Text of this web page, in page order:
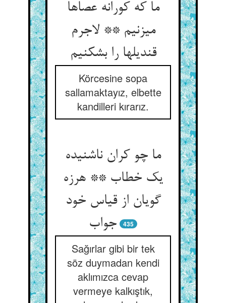
ما که کورانه عصاها
می‏زنیم ** لاجرم
قندیلها را بشکنیم‏
Körcesine sopa
sallamaktayız, elbette
kandilleri kırarız.
ما چو کران ناشنیده
یک خطاب ** هرزه
گویان از قیاس خود
جواب‏
435
Sağırlar gibi bir tek
söz duymadan kendi
aklımızca cevap
vermeye kalkıştık,